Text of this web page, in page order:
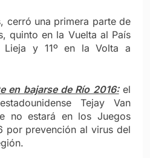
cerró una primera parte de
quinto en la Vuelta al País
y 11º en la Volta a
en bajarse de Río 2016:el
Tejay Van
no estará en los Juegos
por prevención al virus del